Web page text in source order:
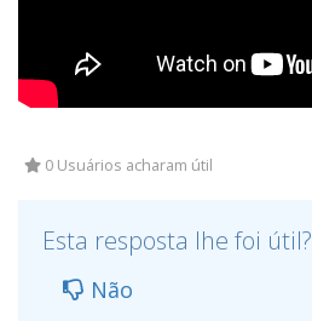
0 Usuários acharam útil
Esta resposta lhe foi útil?
Não